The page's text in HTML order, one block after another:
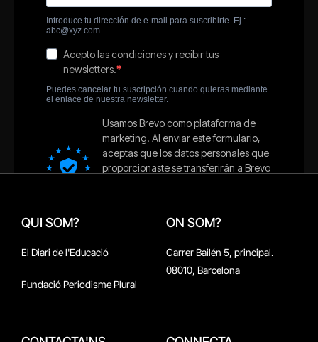
QUI SOM?
El Diari de l'Educació
Fundació Periodisme Plural
ON SOM?
Carrer Bailén 5, principal.
08010, Barcelona